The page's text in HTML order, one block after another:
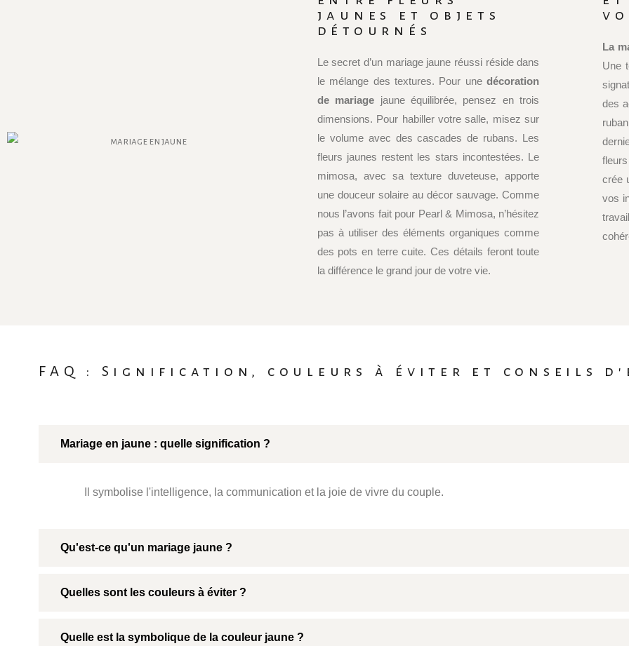
jaunes et objets
détournés
Le secret d’un mariage jaune réussi réside dans
le mélange des textures. Pour unedécoration
de mariage jaune équilibrée, pensez en trois
dimensions. Pour habiller votre salle, misez sur
le volume avec des cascades de rubans. Les
fleurs jaunes restent les stars incontestées. Le
mimosa, avec sa texture duveteuse, apporte
une douceur solaire au décor sauvage. Comme
nous l’avons fait pour Pearl & Mimosa, n’hésitez
pas à utiliser des éléments organiques comme
des pots en terre cuite. Ces détails feront toute
la différence le grand jour de votre vie.
La
Une
des
crée
vos
FAQ : Signification, couleurs à éviter et conseils
Mariage en jaune : quelle signification ?
Il symbolise l'intelligence, la communication et la joie de vivre du couple.
Qu'est-ce qu'un mariage jaune ?
Quelles sont les couleurs à éviter ?
Quelle est la symbolique de la couleur jaune ?